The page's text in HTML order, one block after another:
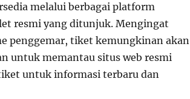
melalui berbagai platform
resmi yang ditunjuk. Mengingat
penggemar, tiket kemungkinan akan
untuk memantau situs web resmi
untuk informasi terbaru dan